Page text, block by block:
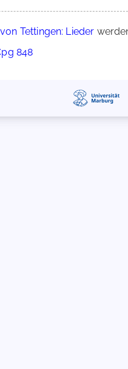
Tettingen: Lieder
848